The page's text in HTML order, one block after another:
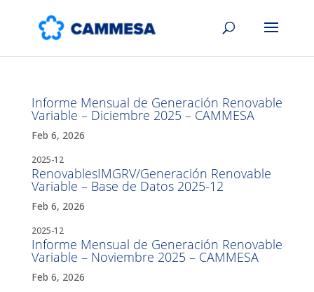
Informe Mensual de Generación Renovable
Variable – Diciembre 2025 – CAMMESA
Feb 6, 2026
2025-12
RenovablesIMGRV/Generación Renovable
Variable – Base de Datos 2025-12
Feb 6, 2026
2025-12
Informe Mensual de Generación Renovable
Variable – Noviembre 2025 – CAMMESA
Feb 6, 2026